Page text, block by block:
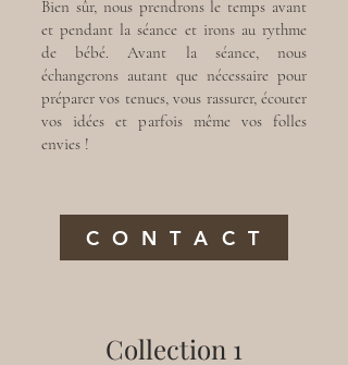
Bien sûr, nous prendrons le temps avant
et pendant la séance et irons au rythme
de bébé. Avant la séance, nous
échangerons autant que nécessaire pour
préparer vos tenues, vous rassurer, écouter
vos idées et parfois même vos folles
envies !
C O N T A C T
Collection 1